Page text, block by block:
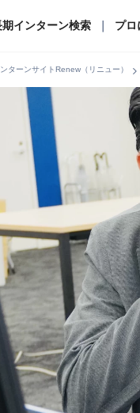
期インターン検索 プロ
ターンサイトRenew（リニュー） chevron_right